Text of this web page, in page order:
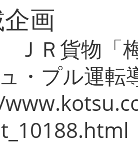
画
ＪＲ貨物「
・プル運転